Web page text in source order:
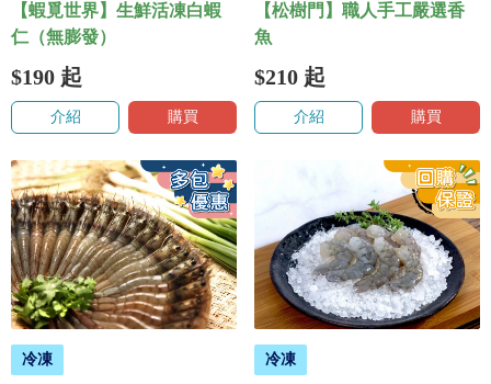
【蝦覓世界】生鮮活凍白蝦
仁（無膨發）
$190 起
介紹 購買
【松樹門】職人手工嚴選香
魚
$210 起
介紹 購買
冷凍 冷凍